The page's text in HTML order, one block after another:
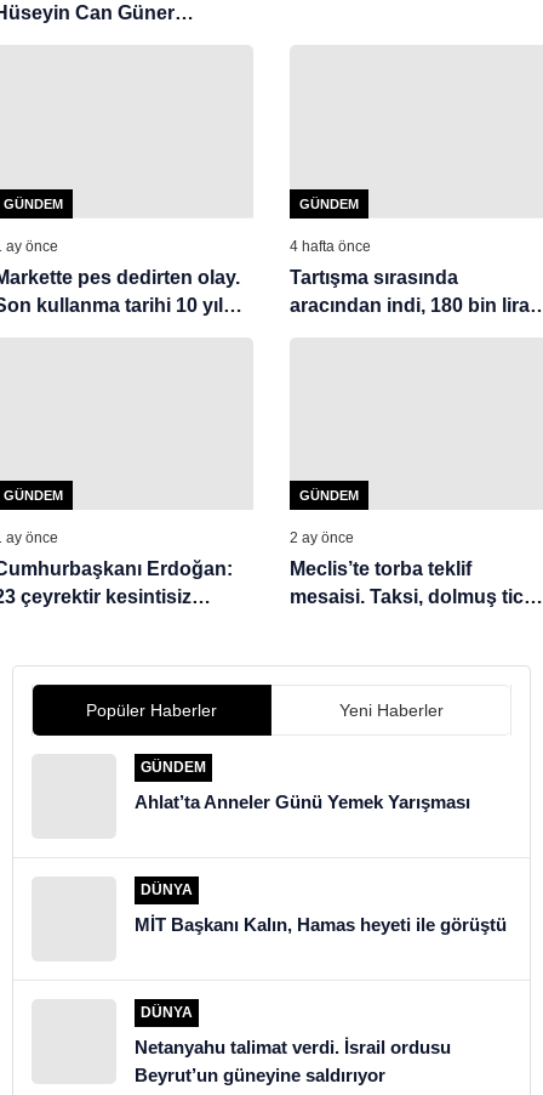
Can Güner
uzaklaştırıldı
GÜNDEM
ay önce
pes dedirten olay.
kullanma tarihi 10 yıl
ve kurtlanmış
GÜNDEM
4 hafta önce
Tartışma sırasında
aracından indi, 180 bin lira
ceza yedi
GÜNDEM
ay önce
Erdoğan:
çeyrektir kesintisiz
GÜNDEM
2 ay önce
Meclis’te torba teklif
mesaisi. Taksi, dolmuş
Popüler Haberler Yeni Haberler
GÜNDEM
Ahlat’ta Anneler Günü Yemek Yarışması
DÜNYA
MİT Başkanı Kalın, Hamas heyeti ile görüştü
DÜNYA
Netanyahu talimat verdi. İsrail ordusu
Beyrut’un güneyine saldırıyor